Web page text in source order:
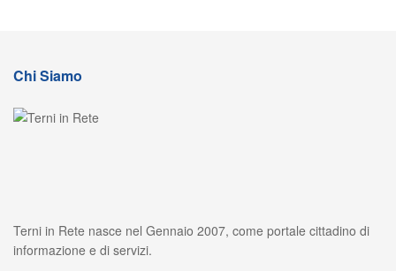
Chi Siamo
Terni in Rete nasce nel Gennaio 2007, come portale cittadino di
informazione e di servizi.